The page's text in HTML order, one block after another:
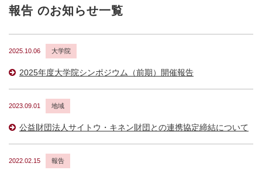
報告 のお知らせ一覧
2025.10.06 大学院
2025年度大学院シンポジウム（前期）開催報告
2023.09.01 地域
公益財団法人サイトウ・キネン財団との連携協定締結について
2022.02.15 報告